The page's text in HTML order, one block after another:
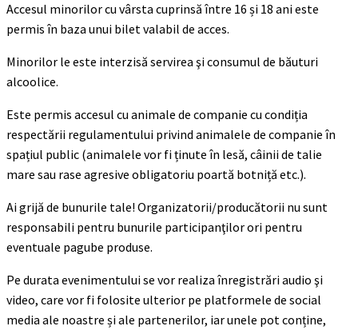
Accesul minorilor cu vârsta cuprinsă între 16 și 18 ani este
permis în baza unui bilet valabil de acces.
Minorilor le este interzisă servirea şi consumul de băuturi
alcoolice.
Este permis accesul cu animale de companie cu condiția
respectării regulamentului privind animalele de companie în
spațiul public (animalele vor fi ținute în lesă, câinii de talie
mare sau rase agresive obligatoriu poartă botniță etc.).
Ai grijă de bunurile tale! Organizatorii/producătorii nu sunt
responsabili pentru bunurile participanţilor ori pentru
eventuale pagube produse.
Pe durata evenimentului se vor realiza înregistrări audio şi
video, care vor fi folosite ulterior pe platformele de social
media ale noastre și ale partenerilor, iar unele pot conține,